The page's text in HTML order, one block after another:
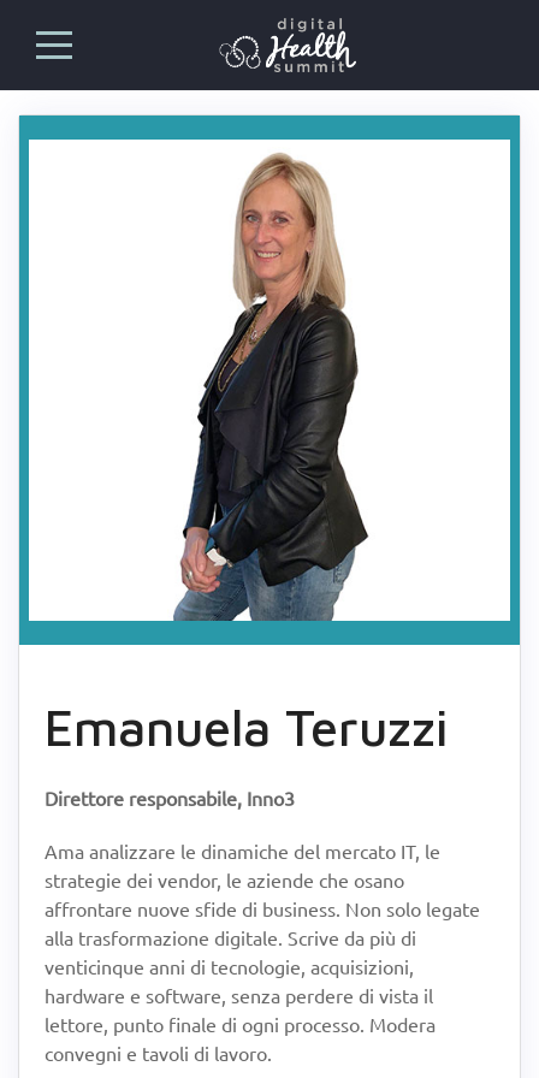
Emanuela Teruzzi
Direttore responsabile, Inno3
Ama analizzare le dinamiche del mercato IT, le
strategie dei vendor, le aziende che osano
affrontare nuove sfide di business. Non solo legate
alla trasformazione digitale. Scrive da più di
venticinque anni di tecnologie, acquisizioni,
hardware e software, senza perdere di vista il
lettore, punto finale di ogni processo. Modera
convegni e tavoli di lavoro.